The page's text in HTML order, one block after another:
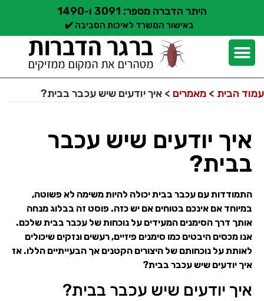
היתר הדברה מספר: 3091 ו-1490
באישור המשרד לאיכות הסביבה ✔️
עמוד הבית > מאמרים > איך יודעים שיש עכבר בבית?
איך יודעים שיש עכבר
בבית?
התמודדות עם עכבר בבית יכולה להיות משימה לא פשוטה,
במיוחד אם אינכם בטוחים אם יש כזה. פוסט זה בבלוג מנחה
אותך דרך הסימנים המעידים על נוכחות של עכבר בבית שלכם.
אנו מכסים היבטים כמו סימנים פיזיים, רעשים ונזקים שיכולים
לאותת על נוכחותם של היצורים הקטנים אך הבעייתיים הללו. אז
איך יודעים שיש עכבר בבית?
איך יודעים שיש עכבר בבית?